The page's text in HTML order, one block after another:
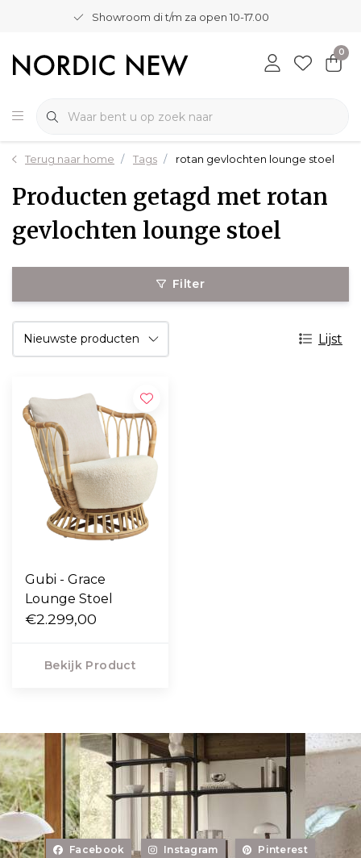
Showroom di t/m za open 10-17.00
0
Terug naar home Tags rotan gevlochten lounge stoel
Producten getagd met rotan
gevlochten lounge stoel
Filter
Lijst
Gubi - Grace
Lounge Stoel
€2.299,00
Bekijk Product
Facebook Instagram Pinterest